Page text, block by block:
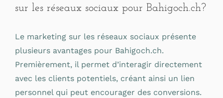
sur les réseaux sociaux pour Bahigoch.ch?
Le marketing sur les réseaux sociaux présente
plusieurs avantages pour Bahigoch.ch.
Premièrement, il permet d’interagir directement
avec les clients potentiels, créant ainsi un lien
personnel qui peut encourager des conversions.